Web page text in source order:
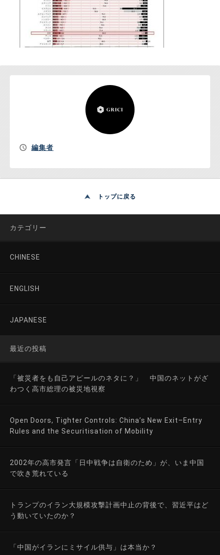
編集者
トップに戻る
カテゴリー
CHINESE
ENGLISH
JAPANESE
最近の投稿
「被災者をも自己アピールのネタに？」 中国のネットがざ
わつく高市総理の被災地視察
Open Doors, Tighter Controls: China’s New Exit–Entry
Rules and the Securitisation of Mobility
2002年の高市発言「日中戦争は自衛のため」が、いま中国
で吹き荒れている
トランプのイラン大規模攻撃計画中止の背後で、習近平はど
う動いていたのか？
「中国がイランにミサイル供与」は本当か？